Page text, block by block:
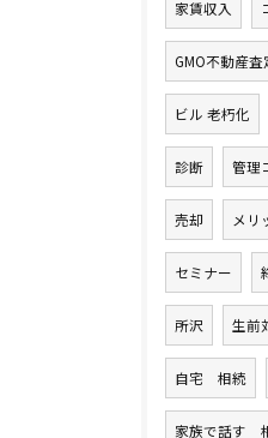
家賃収入
GMO不動産査
ビル 老朽化
診断 管理
売却 メリ
セミナー
所沢 生前
自宅 相続
家族で話す